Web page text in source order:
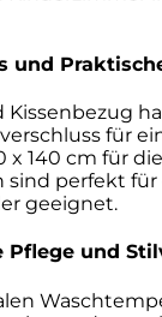
und
für
x 140 cm für
sind perfekt
geeignet.
und